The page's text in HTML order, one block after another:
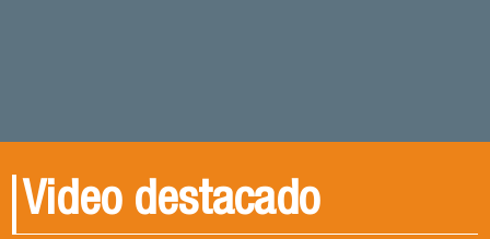
Video destacado